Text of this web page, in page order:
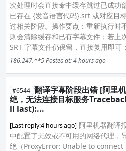
次处理时会直接命中缓存跳过已成功
已存在 {发音语言代码}.srt 或对应目
过相关阶段。操作要点：重新执行时
则会清除缓存和已有字幕文件；若上
SRT 字幕文件仍保留，直接复用即可
186.247.**5Posted at: 4 hours ago
#6544 翻译字幕阶段出错 [阿里
绝，无法连接目标服务
ll last):...
[Last reply:4 hours ago] 阿里机器翻译
中配置了无效或不可用的网络代理，
绝（ProxyError: Unable to connect